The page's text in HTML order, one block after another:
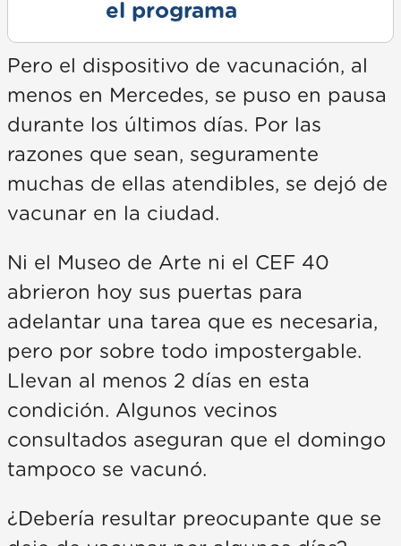
el programa
Pero el dispositivo de vacunación, al
menos en Mercedes, se puso en pausa
durante los últimos días. Por las
razones que sean, seguramente
muchas de ellas atendibles, se dejó de
vacunar en la ciudad.
Ni el Museo de Arte ni el CEF 40
abrieron hoy sus puertas para
adelantar una tarea que es necesaria,
pero por sobre todo impostergable.
Llevan al menos 2 días en esta
condición. Algunos vecinos
consultados aseguran que el domingo
tampoco se vacunó.
¿Debería resultar preocupante que se